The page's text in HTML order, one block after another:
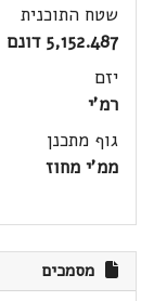
שטח התוכנית
5,152.487 דונם
יזם
רמ'י
גוף מתכנן
ממ'י מחוז
מסמכים